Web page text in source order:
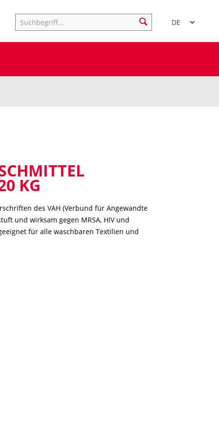
DE
KG
des VAH (Verbund für Angewandte
und wirksam gegen MRSA, HIV und
für alle waschbaren Textilien und